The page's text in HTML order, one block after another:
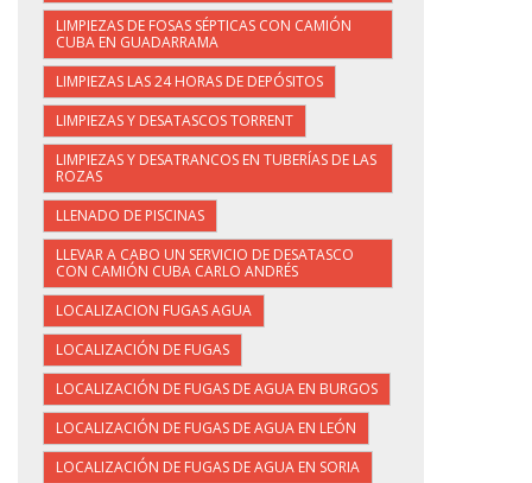
LIMPIEZAS DE FOSAS SÉPTICAS CON CAMIÓN
CUBA EN GUADARRAMA
LIMPIEZAS LAS 24 HORAS DE DEPÓSITOS
LIMPIEZAS Y DESATASCOS TORRENT
LIMPIEZAS Y DESATRANCOS EN TUBERÍAS DE LAS
ROZAS
LLENADO DE PISCINAS
LLEVAR A CABO UN SERVICIO DE DESATASCO
CON CAMIÓN CUBA CARLO ANDRÉS
LOCALIZACION FUGAS AGUA
LOCALIZACIÓN DE FUGAS
LOCALIZACIÓN DE FUGAS DE AGUA EN BURGOS
LOCALIZACIÓN DE FUGAS DE AGUA EN LEÓN
LOCALIZACIÓN DE FUGAS DE AGUA EN SORIA